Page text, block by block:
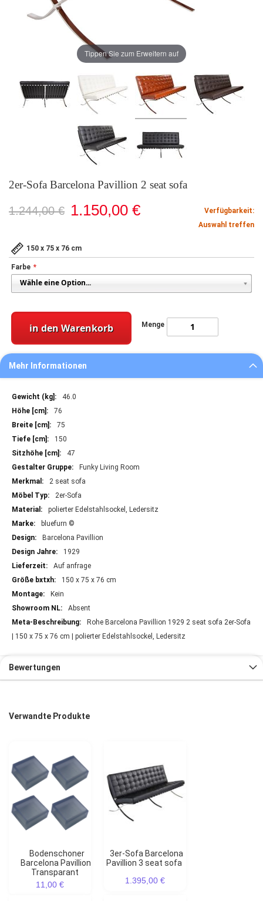
2er-Sofa Barcelona Pavillion 2 seat sofa
1.244,00 € 1.150,00 €
Verfügbarkeit:
Auswahl treffen
150 x 75 x 76 cm
Farbe
Menge
in den Warenkorb
Tippen Sie zum Erweitern auf
Mehr Informationen
Mehr
Informationen
46.0
76
75
150
47
Funky Living Room
2 seat sofa
2er-Sofa
polierter Edelstahlsockel, Ledersitz
bluefurn ©
Barcelona Pavillion
1929
Auf anfrage
150 x 75 x 76 cm
Kein
Absent
Rohe Barcelona Pavillion 1929 2 seat sofa 2er-Sofa
| 150 x 75 x 76 cm | polierter Edelstahlsockel, Ledersitz
Bewertungen
Verwandte Produkte
Bodenschoner
Barcelona Pavillion
Transparant
11,00 €
3er-Sofa Barcelona
Pavillion 3 seat sofa
1.395,00 €